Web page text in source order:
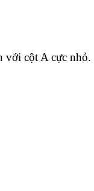
với cột A cực nhỏ.